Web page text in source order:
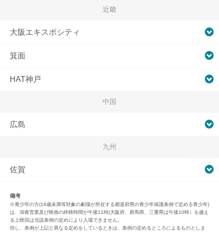
近畿
大阪エキスポシティ
箕面
HAT神戸
中国
広島
九州
佐賀
備考
※青少年の方(18歳未満等対象の劇場が所在する都道府県の青少年保護条例で定める青少年)
は、深夜営業及び映画の終映時間が午後11時(大阪府、群馬県、三重県は午後10時）を越え
る上映回は当該条例の定めにより入場できません。
但し、条例が上記と異なる定めをしているときは、条例の定めるところによるものとしま